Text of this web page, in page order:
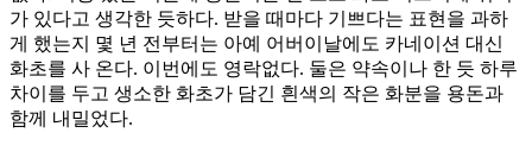
가 있다고 생각한 듯하다. 받을 때마다 기쁘다는 표현을 과하
게 했는지 몇 년 전부터는 아예 어버이날에도 카네이션 대신
화초를 사 온다. 이번에도 영락없다. 둘은 약속이나 한 듯 하루
차이를 두고 생소한 화초가 담긴 흰색의 작은 화분을 용돈과
함께 내밀었다.